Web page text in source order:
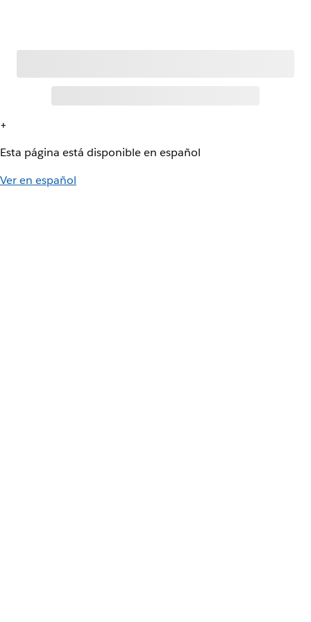
+
Esta página está disponible en español
Ver en español